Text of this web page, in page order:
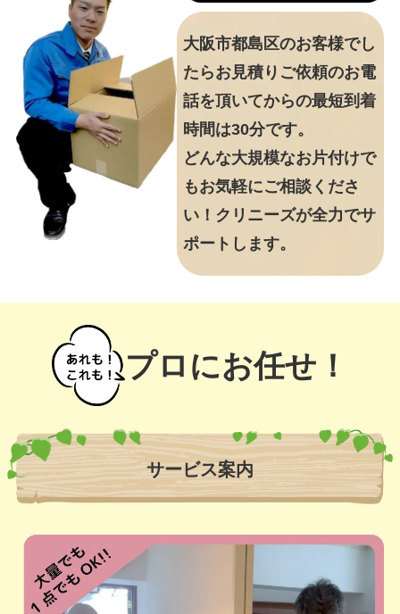
大阪市都島区のお客様でし
たらお見積りご依頼のお電
話を頂いてからの最短到着
時間は30分です。
どんな大規模なお片付けで
もお気軽にご相談くださ
い！クリニーズが全力でサ
ポートします。
プロにお任せ！
サービス案内